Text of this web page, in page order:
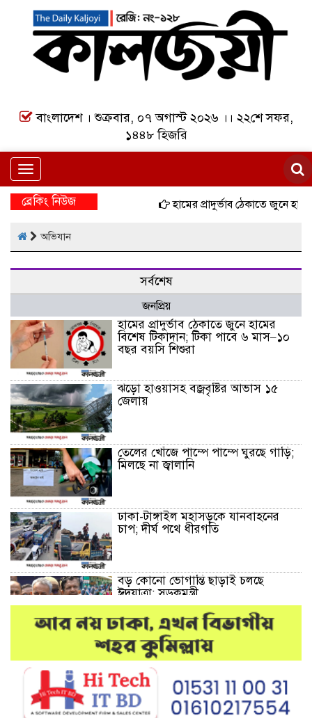
বাংলাদেশ । শুক্রবার, ০৭ অগাস্ট ২০২৬ ।। ২২শে সফর,
১৪৪৮ হিজরি
Toggle
navigation
ব্রেকিং নিউজ হামের প্রাদুর্ভাব ঠেকাতে জুনে
অভিযান
সর্বশেষ
জনপ্রিয়
হামের প্রাদুর্ভাব ঠেকাতে জুনে হামের
বিশেষ টিকাদান; টিকা পাবে ৬ মাস–১০
বছর বয়সি শিশুরা
ঝড়ো হাওয়াসহ বজ্রবৃষ্টির আভাস ১৫
জেলায়
তেলের খোঁজে পাম্পে পাম্পে ঘুরছে গাড়ি;
মিলছে না জ্বালানি
ঢাকা-টাঙ্গাইল মহাসড়কে যানবাহনের
চাপ; দীর্ঘ পথে ধীরগতি
বড় কোনো ভোগান্তি ছাড়াই চলছে
ঈদযাত্রা: সড়কমন্ত্রী
মেলান্দহে উপবৃত্তি কেলেঙ্কারি:
অভিভাবকের জায়গায় শিক্ষকের ব্যাংক
হিসাব
দেশে আবারও উদ্ধার হলো ভয়ংকর